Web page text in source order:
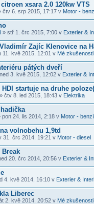
xsara 2.0 120kw VTS
čtv 6. srp 2015, 17:17 v Motor -
» stř 1. črc 2015, 7:00 v Exterier &
Zajíc Klenovice na
11. kvě 2015, 12:01 v Mé
pátých dveří
3. kvě 2015, 12:02 v Exterier &
HDI startuje na druhe
» čtv 8. led 2015, 18:43 v Elektrika
pon 24. lis 2014, 2:18 v Motor -
volnobehu 1,9td
31. črc 2014, 19:21 v Motor - diesel
Break
20. črc 2014, 20:56 v Exterier &
4. kvě 2014, 16:10 v Exterier &
Liberec
2. kvě 2014, 20:52 v Mé